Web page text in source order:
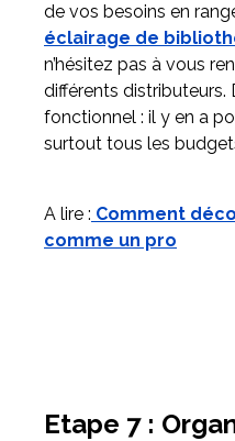
de vos besoins en
éclairage de
n’hésitez pas à vous
différents
fonctionnel : il y en a
surtout tous les
A lire : Comment
comme un pro
Etape 7 :